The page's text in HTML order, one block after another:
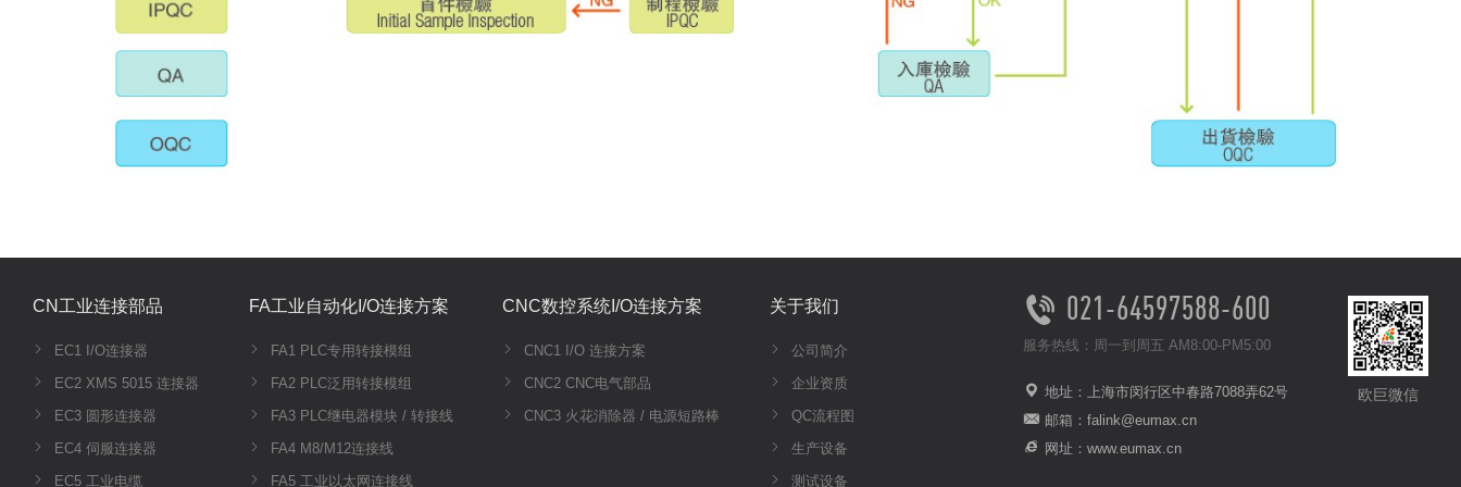
CN工业连接部品
EC1 I/O连接器
EC2 XMS 5015 连接器
EC3 圆形连接器
EC4 伺服连接器
EC5 工业电缆
FA工业自动化I/O连接方案
FA1 PLC专用转接模组
FA2 PLC泛用转接模组
FA3 PLC继电器模块 / 转接线
FA4 M8/M12连接线
FA5 工业以太网连接线
CNC数控系统I/O连接方案
CNC1 I/O 连接方案
CNC2 CNC电气部品
CNC3 火花消除器 / 电源短路棒
关于我们
公司简介
企业资质
QC流程图
生产设备
测试设备
021-64597588-600
服务热线：周一到周五 AM8:00-PM5:00
地址：上海市闵行区中春路7088弄62号
邮箱：falink@eumax.cn
网址：www.eumax.cn
欧巨微信